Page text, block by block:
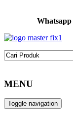
Whatsapp
MENU
Toggle navigation